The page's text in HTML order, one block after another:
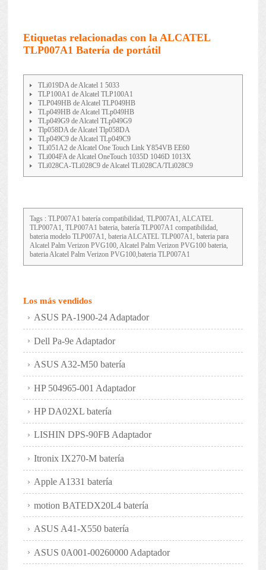
Etiquetas relacionadas con la ALCATEL
TLP007A1 Batería de portátil
TLi019DA de Alcatel 1 5033
TLP100A1 de Alcatel TLP100A1
TLP049HB de Alcatel TLP049HB
TLp049HB de Alcatel TLp049HB
TLp049G9 de Alcatel TLp049G9
Tlp058DA de Alcatel Tlp058DA
TLp049C9 de Alcatel TLp049C9
TLi051A2 de Alcatel One Touch Link Y854VB EE60
TLi004FA de Alcatel OneTouch 1035D 1046D 1013X
TLi028CA-TLi028C9 de Alcatel TLi028CA/TLi028C9
Tags : TLP007A1 batería compatibilidad, TLP007A1, ALCATEL
TLP007A1, TLP007A1 bateria, batería TLP007A1 compatibilidad,
bateria modelo TLP007A1, bateria ALCATEL TLP007A1, bateria para
Alcatel Palm Verizon PVG100, Alcatel Palm Verizon PVG100 bateria,
bateria Alcatel Palm Verizon PVG100,bateria TLP007A1
Los más vendidos
ASUS PA-1900-24 Adaptador
Dell Pa-9e Adaptador
ASUS A32-M50 batería
HP 504965-001 Adaptador
HP DA02XL batería
LISHIN DPS-90FB Adaptador
Itronix IX270-M batería
Apple A1331 batería
motion BATEDX20L4 batería
ASUS A41-X550 batería
ASUS 0A001-00260000 Adaptador